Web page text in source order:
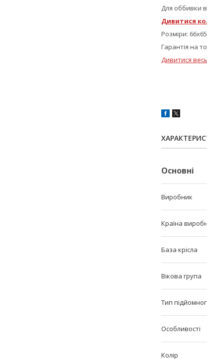
Для оббивки
Дивитися
Розміри:
Гарантія на
Дивитися
Основні
Виробник
Країна
База крісла
Вікова група
Тип
Особливості
Колір